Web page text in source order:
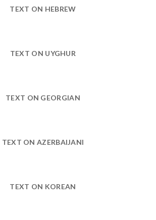
TEXT ON HEBREW
TEXT ON UYGHUR
TEXT ON GEORGIAN
TEXT ON AZERBAIJANI
TEXT ON KOREAN